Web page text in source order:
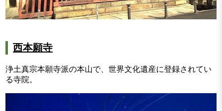
西本願寺
浄土真宗本願寺派の本山で、世界文化遺産に登録されてい
る寺院。